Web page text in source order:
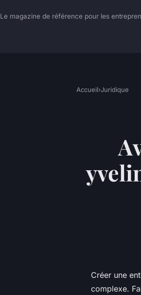
Le magazine de référence pour les
Accueil›Juridique
Créer une
complexe.